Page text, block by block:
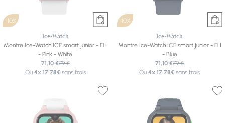
-10%
Ice-Watch
Montre Ice-Watch ICE smart junior - FH
- Pink - White
71,10 €79 €
Ou 4x 17.78€sans frais
-10%
Ice-Watch
Montre Ice-Watch ICE smart junior - FH
- Blue
71,10 €79 €
Ou4x 17.78€ sans frais